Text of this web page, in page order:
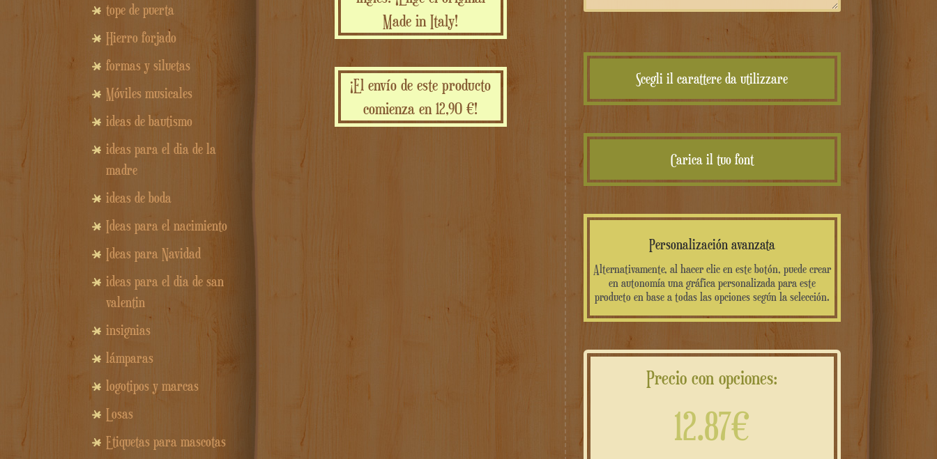
Made in Italy!
¡El envío de este producto
comienza en 12,90 €!
Scegli il carattere da utilizzare
Carica il tuo font
Personalización avanzata
Alternativamente, al hacer clic en este botón, puede crear
en autonomía una gráfica personalizada para este
producto en base a todas las opciones según la selección.
Precio con opciones:
12.87€
tope de puerta
Hierro forjado
formas y siluetas
Móviles musicales
ideas de bautismo
ideas para el dia de la
madre
ideas de boda
Ideas para el nacimiento
Ideas para Navidad
ideas para el dia de san
valentin
insignias
lámparas
logotipos y marcas
Losas
Etiquetas para mascotas